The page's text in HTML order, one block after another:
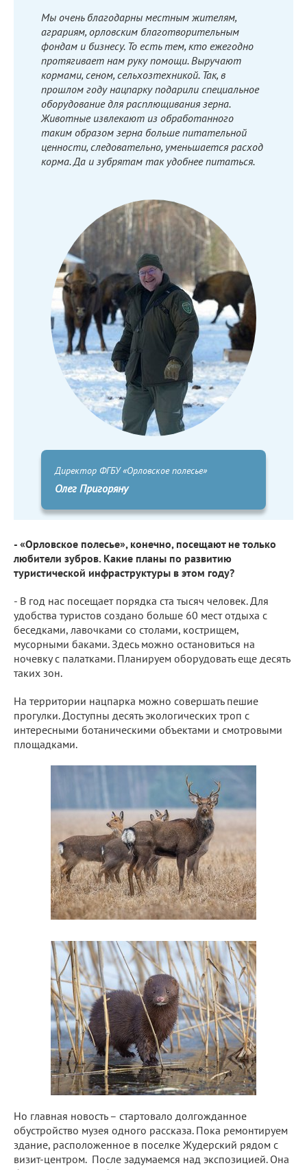
Мы очень благодарны местным жителям,
аграриям, орловским благотворительным
фондам и бизнесу. То есть тем, кто ежегодно
протягивает нам руку помощи. Выручают
кормами, сеном, сельхозтехникой. Так, в
прошлом году нацпарку подарили специальное
оборудование для расплющивания зерна.
Животные извлекают из обработанного
таким образом зерна больше питательной
ценности, следовательно, уменьшается расход
корма. Да и зубрятам так удобнее питаться.
Директор ФГБУ «Орловское полесье»
Олег Пригоряну
- «Орловское полесье», конечно, посещают не только
любители зубров. Какие планы по развитию
туристической инфраструктуры в этом году?
- В год нас посещает порядка ста тысяч человек. Для
удобства туристов создано больше 60 мест отдыха с
беседками, лавочками со столами, кострищем,
мусорными баками. Здесь можно остановиться на
ночевку с палатками. Планируем оборудовать еще десять
таких зон.
На территории нацпарка можно совершать пешие
прогулки. Доступны десять экологических троп с
интересными ботаническими объектами и смотровыми
площадками.
Но главная новость – стартовало долгожданное
обустройство музея одного рассказа. Пока ремонтируем
здание, расположенное в поселке Жудерский рядом с
визит-центром. После задумаемся над экспозицией. Она